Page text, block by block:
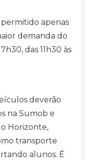
permitido apenas
demanda do
das 11h30 às
deverão
na Sumob e
Horizonte,
transporte
alunos. É